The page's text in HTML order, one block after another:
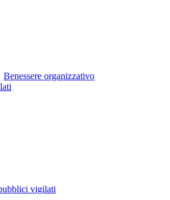
Benessere organizzativo
vigilati